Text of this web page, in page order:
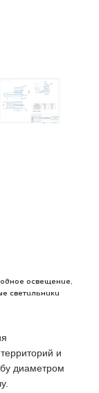
освещение
светильники
и
диаметром